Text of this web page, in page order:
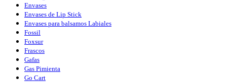
Envases
Envases de Lip Stick
Envases para balsamos Labiales
Fossil
Foxsur
Frascos
Gafas
Gas Pimienta
Go Cart